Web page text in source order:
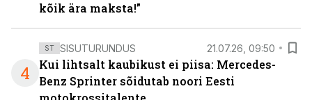
kõik ära maksta!”
4
ST SISUTURUNDUS 21.07.26, 09:50
Kui lihtsalt kaubikust ei piisa: Mercedes-
Benz Sprinter sõidutab noori Eesti